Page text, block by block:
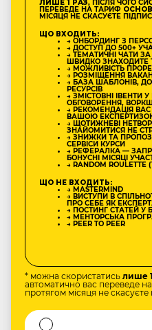
ЛИШЕ 1 РАЗ, ПІСЛЯ ЧОГО
ПЕРЕВЕДЕ НА ТАРИФ
МІСЯЦЯ НЕ СКАСУЄТЕ
ЩО ВХОДИТЬ:
→ ОНБОРДИНГ З
→ ДОСТУП ДО 500+
→ ТЕМАТИЧНІ ЧАТИ
ШВИДКО ЗНАХОДИТЕ
→ МОЖЛИВІСТЬ
→ РОЗМІЩЕННЯ
→ БАЗА ШАБЛОНІВ,
РЕСУРСІВ
→ ЗМІСТОВНІ ІВЕНТИ
ОБГОВОРЕННЯ,
→ РЕКОМЕНДАЦІЯ
ВАШОЮ
→ ЩОТИЖНЕВІ
ЗНАЙОМИТИСЯ НЕ
→ ЗНИЖКИ ТА
СЕРВІСИ КУРСИ
→ РЕФЕРАЛКА —
БОНУСНІ МІСЯЦІ
→ RANDOM
ЩО НЕ ВХОДИТЬ:
→ MASTERMIND
→ ВИСТУПИ В
ПРО СЕБЕ ЯК
→ ПОСТИНГ СТАТЕЙ У
→ МЕНТОРСЬКА
→ PEER TO PEER
* можна скористатись лише
автоматично вас переведе
протягом місяця не скасуєте